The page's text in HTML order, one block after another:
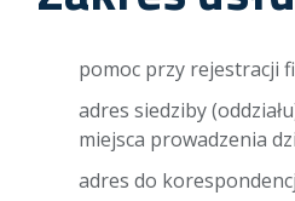
pomoc przy rejestracji
adres siedziby
miejsca prowadzenia
adres do